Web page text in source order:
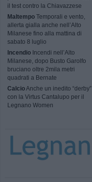
il test contro la Chiavazzese
Maltempo Temporali e vento,
allerta gialla anche nell’Alto
Milanese fino alla mattina di
sabato 8 luglio
Incendio Incendi nell’Alto
Milanese, dopo Busto Garolfo
bruciano oltre 2mila metri
quadrati a Bernate
CalcioAnche un inedito “derby”
con la Virtus Cantalupo per il
Legnano Women